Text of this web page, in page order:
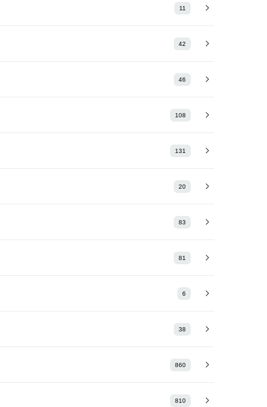
11
42
46
108
131
20
83
81
6
38
860
810